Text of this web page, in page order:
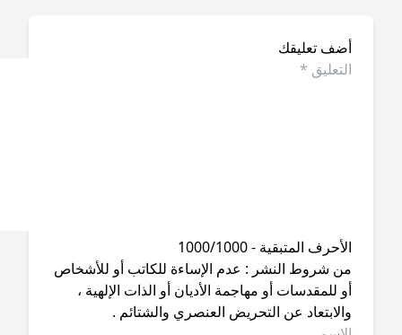
تعليقك
المتبقية - 1000/1000
شروط النشر : عدم الإساءة للكاتب أو للأشخاص
للمقدسات أو مهاجمة الأديان أو الذات الإلهية ،
عن التحريض العنصري والشتائم .